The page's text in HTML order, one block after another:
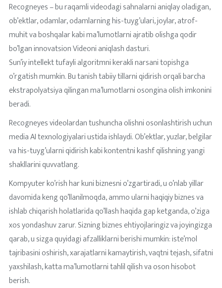
Recogneyes – bu raqamli videodagi sahnalarni aniqlay oladigan,
ob’ektlar, odamlar, odamlarning his-tuyg’ulari, joylar, atrof-
muhit va boshqalar kabi ma’lumotlarni ajratib olishga qodir
bo’lgan innovatsion Videoni aniqlash dasturi.
Sun’iy intellekt tufayli algoritmni kerakli narsani topishga
o’rgatish mumkin. Bu tanish tabiiy tillarni qidirish orqali barcha
ekstrapolyatsiya qilingan ma’lumotlarni osongina olish imkonini
beradi.
Recogneyes videolardan tushuncha olishni osonlashtirish uchun
media AI texnologiyalari ustida ishlaydi. Ob’ektlar, yuzlar, belgilar
va his-tuyg’ularni qidirish kabi kontentni kashf qilishning yangi
shakllarini quvvatlang.
Kompyuter ko’rish har kuni biznesni o’zgartiradi, u o’nlab yillar
davomida keng qo’llanilmoqda, ammo ularni haqiqiy biznes va
ishlab chiqarish holatlarida qo’llash haqida gap ketganda, o’ziga
xos yondashuv zarur. Sizning biznes ehtiyojlaringiz va joyingizga
qarab, u sizga quyidagi afzalliklarni berishi mumkin: iste’mol
tajribasini oshirish, xarajatlarni kamaytirish, vaqtni tejash, sifatni
yaxshilash, katta ma’lumotlarni tahlil qilish va oson hisobot
berish.